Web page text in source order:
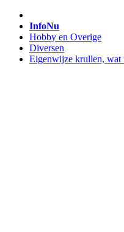
InfoNu
Hobby en Overige
Diversen
Eigenwijze krullen, wat